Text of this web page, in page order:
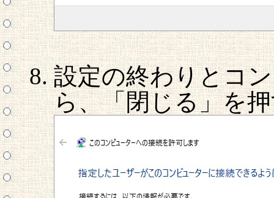
設定の終わりとコ
ら、「閉じる」を